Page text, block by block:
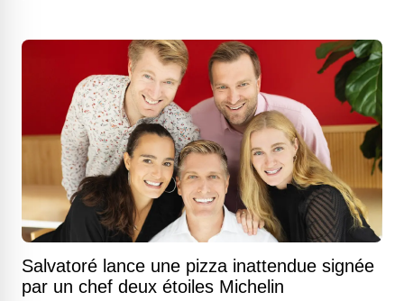
Salvatoré lance une pizza inattendue signée
par un chef deux étoiles Michelin